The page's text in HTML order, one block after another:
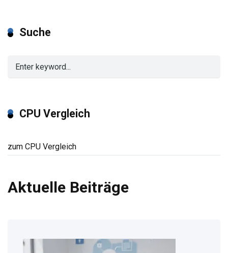
Suche
CPU Vergleich
zum CPU Vergleich
Aktuelle Beiträge